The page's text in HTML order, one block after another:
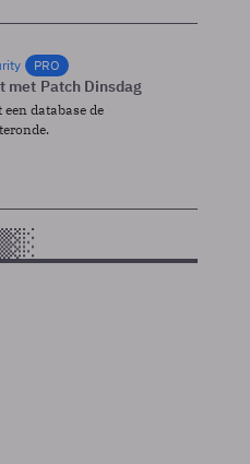
PRO
met Patch Dinsdag
database de